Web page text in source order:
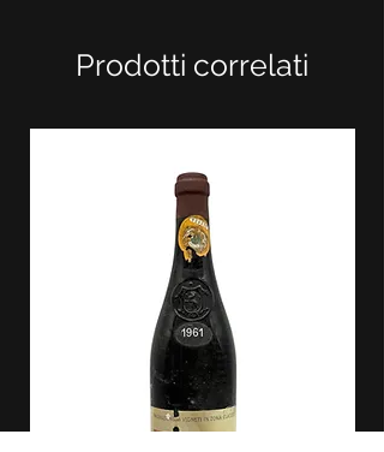
Prodotti correlati